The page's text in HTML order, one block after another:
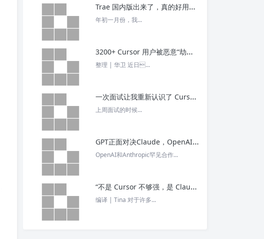
Trae 国内版出来了，真的好用吗？ – 今日头条
年初一月份，我...
3200+ Cursor 用户被恶意“劫持”！贪图“便宜 API”却惨遭收割， AI 开发者们要小心了 – 今日头条
整理 | 华卫 近日...
一次面试让我重新认识了 Cursor – 今日头条
上周面试的时候...
GPT正面对决Claude，OpenAI竟没全赢，AI安全「极限大测」真相曝光 – 今日头条
OpenAI和Anthropic罕见合作...
“不是 Cursor 不够强，是 Claude Code 太猛了” ！创始人详解Claude Code如何改写编程方式 – 今日头条
编译 | Tina 对于许多...